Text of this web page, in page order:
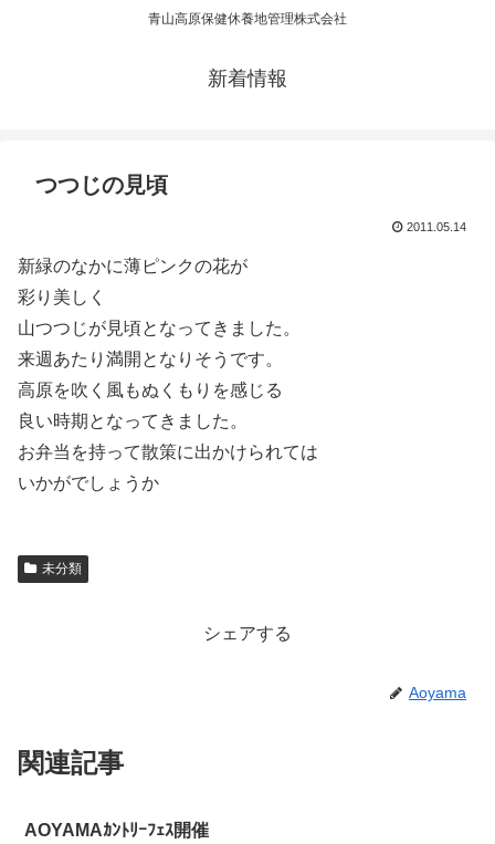
青山高原保健休養地管理株式会社
新着情報
つつじの見頃
2011.05.14
新緑のなかに薄ピンクの花が
彩り美しく
山つつじが見頃となってきました。
来週あたり満開となりそうです。
高原を吹く風もぬくもりを感じる
良い時期となってきました。
お弁当を持って散策に出かけられては
いかがでしょうか
未分類
シェアする
Aoyama
関連記事
AOYAMAｶﾝﾄﾘｰﾌｪｽ開催